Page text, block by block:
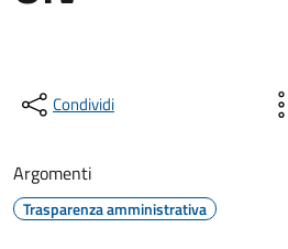
Condividi
Argomenti
Trasparenza amministrativa